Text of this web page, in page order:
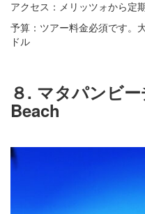
アクセス：メリッツォから定
予算：ツアー料金必須です。
ドル
８. マタパンビ
Beach